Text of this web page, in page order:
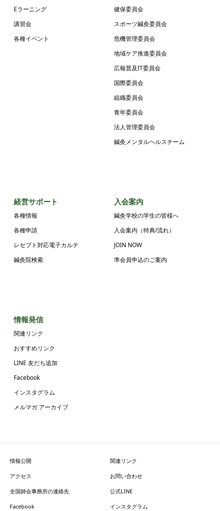
Eラーニング
講習会
各種イベント
健保委員会
スポーツ鍼灸委員会
危機管理委員会
地域ケア推進委員会
広報普及IT委員会
国際委員会
組織委員会
青年委員会
法人管理委員会
鍼灸メンタルヘルスチーム
経営サポート
各種情報
各種申請
レセプト対応電子カルテ
鍼灸院検索
入会案内
鍼灸学校の学生の皆様へ
入会案内（特典/流れ）
JOIN NOW
準会員申込のご案内
情報発信
関連リンク
おすすめリンク
LINE 友だち追加
Facebook
インスタグラム
メルマガ アーカイブ
情報公開 関連リンク
アクセス お問い合わせ
全国師会事務所の連絡先 公式LINE
Facebook インスタグラム